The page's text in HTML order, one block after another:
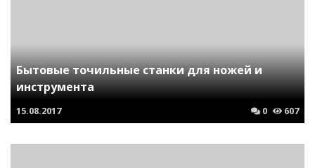
Бытовые точильные станки для ножей и
инструмента
15.08.2017 0 607